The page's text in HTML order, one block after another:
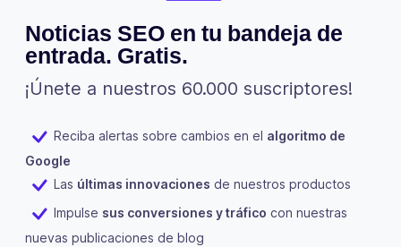
Noticias SEO en tu bandeja de
entrada. Gratis.
¡Únete a nuestros 60.000 suscriptores!
Reciba alertas sobre cambios en el algoritmo de
Google
Las últimas innovaciones de nuestros productos
Impulse sus conversiones y tráfico con nuestras
nuevas publicaciones de blog